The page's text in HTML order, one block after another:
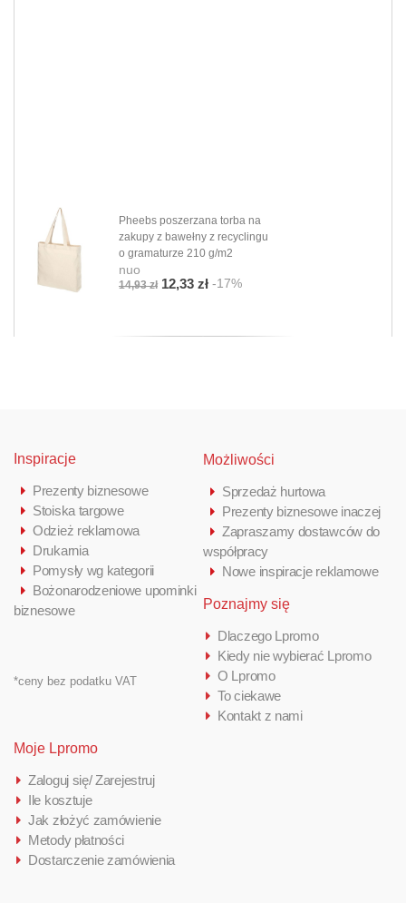
Pheebs poszerzana torba na
zakupy z bawełny z recyclingu
o gramaturze 210 g/m2
nuo
14,93 zł 12,33 zł -17%
Inspiracje
Prezenty biznesowe
Stoiska targowe
Odzież reklamowa
Drukarnia
Pomysły wg kategorii
Bożonarodzeniowe upominki
biznesowe
*ceny bez podatku VAT
Możliwości
Sprzedaż hurtowa
Prezenty biznesowe inaczej
Zapraszamy dostawców do
współpracy
Nowe inspiracje reklamowe
Poznajmy się
Dlaczego Lpromo
Kiedy nie wybierać Lpromo
O Lpromo
To ciekawe
Kontakt z nami
Moje Lpromo
Zaloguj się/ Zarejestruj
Ile kosztuje
Jak złożyć zamówienie
Metody płatności
Dostarczenie zamówienia